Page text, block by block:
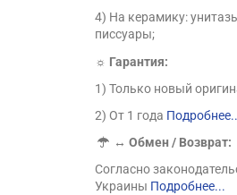
4) На керамику:
писсуары;
☼ Гарантия:
1) Только новый
2) От 1 года
↔Обмен / Возврат:
Согласно
Украины Подробнее...